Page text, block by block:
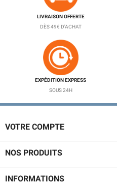
LIVRAISON OFFERTE
DÈS 49€ D'ACHAT
EXPÉDITION EXPRESS
SOUS 24H
VOTRE COMPTE
NOS PRODUITS
INFORMATIONS